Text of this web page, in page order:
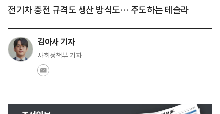
전기차 충전 규격도 생산 방식도… 주도하는 테슬라
김아사 기자
사회정책부 기자